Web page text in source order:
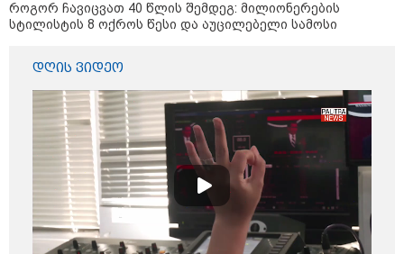
კატეგორიები
როგორ ჩავიცვათ 40 წლის შემდეგ: მილიონერების
სტილისტის 8 ოქროს წესი და აუცილებელი სამოსი
დღის ვიდეო